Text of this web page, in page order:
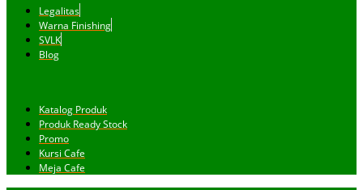
Legalitas
Warna Finishing
SVLK
Blog
Katalog Produk
Produk Ready Stock
Promo
Kursi Cafe
Meja Cafe